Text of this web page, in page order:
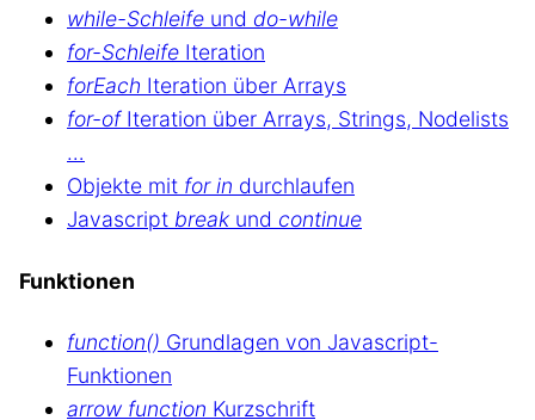
while-Schleife und do-while
for-Schleife Iteration
forEach Iteration über Arrays
for-of Iteration über Arrays, Strings, Nodelists
…
Objekte mit for in durchlaufen
Javascript break und continue
Funktionen
function() Grundlagen von Javascript-
Funktionen
arrow function Kurzschrift